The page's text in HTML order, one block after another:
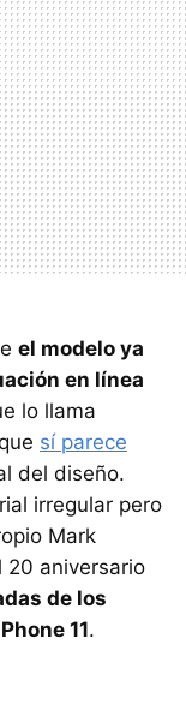
el modelo ya
en línea
lo llama
sí parece
del diseño.
irregular pero
Mark
20 aniversario
de los
11.